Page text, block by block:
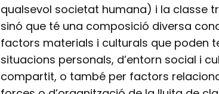
qualsevol societat humana) i la classe
sinó que té una composició diversa
factors materials i culturals que poden
situacions personals, d’entorn social i
compartit, o també per factors